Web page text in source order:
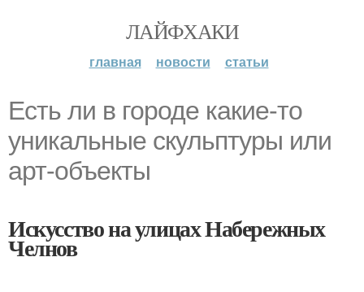
ЛАЙФХАКИ
главная новости статьи
Есть ли в городе какие-то
уникальные скульптуры или
арт-объекты
Искусство на улицах Набережных
Челнов